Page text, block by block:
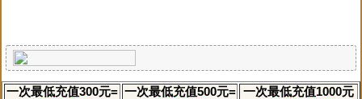
一次最低充值300元= 一次最低充值500元= 一次最低充值1000元